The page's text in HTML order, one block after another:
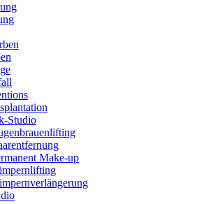
Studio
Make-up